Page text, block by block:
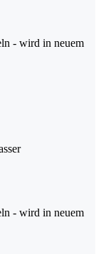
- wird in neuem
- wird in neuem